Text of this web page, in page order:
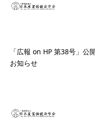
「広報 on HP 第38号」公
お知らせ